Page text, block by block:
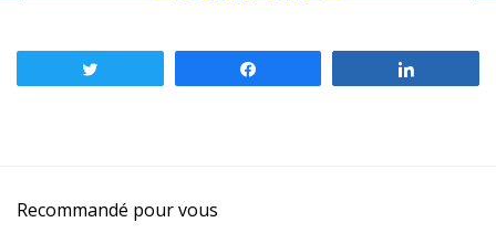
Recommandé pour vous